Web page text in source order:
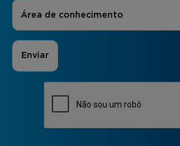
Áreas de Interesse
Área de conhecimento